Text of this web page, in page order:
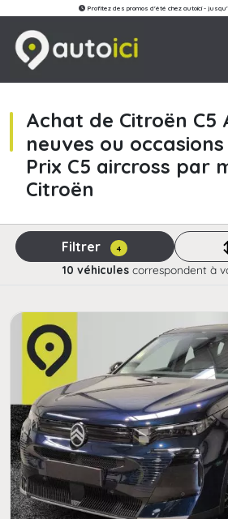
Profitez des promos d'été chez autoici -
Achat de Citroën C5
neuves ou occasions
Prix C5 aircross par
Citroën
Filtrer 4
10 véhiculescorrespondent à